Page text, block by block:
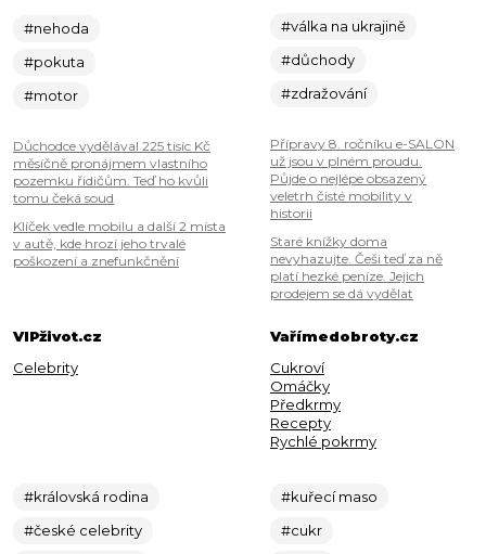
#nehoda
#pokuta
#motor
Důchodce vydělával 225 tisíc Kč
měsíčně pronájmem vlastního
pozemku řidičům. Teď ho kvůli
tomu čeká soud
Klíček vedle mobilu a další 2 místa
v autě, kde hrozí jeho trvalé
poškození a znefunkčnění
#válka na ukrajině
#důchody
#zdražování
Přípravy 8. ročníku e-SALON
už jsou v plném proudu.
Půjde o nejlépe obsazený
veletrh čisté mobility v
historii
Staré knížky doma
nevyhazujte. Češi teď za ně
platí hezké peníze. Jejich
prodejem se dá vydělat
VIPživot.cz
Celebrity
#královská rodina
#české celebrity
Vařímedobroty.cz
Cukroví
Omáčky
Předkrmy
Recepty
Rychlé pokrmy
#kuřecí maso
#cukr